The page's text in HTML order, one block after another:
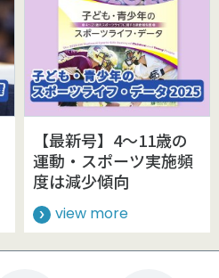
【最新号】4～11歳の
運動・スポーツ実施頻
度は減少傾向
view more